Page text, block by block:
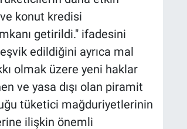
konut kredisi
getirildi." ifadesini
edildiğini ayrıca mal
olmak üzere yeni haklar
ve yasa dışı olan piramit
tüketici mağduriyetlerinin
ilişkin önemli